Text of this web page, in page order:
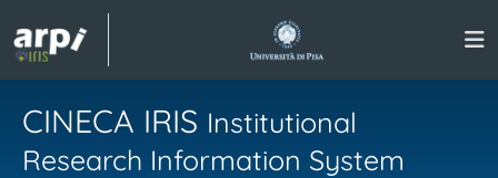
CINECA IRIS Institutional
Research Information System